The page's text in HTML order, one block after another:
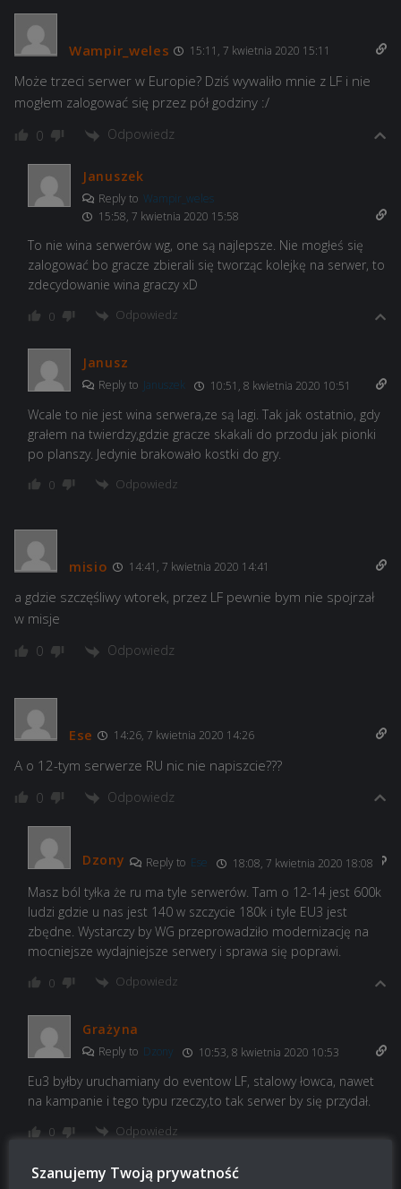
Wampir_weles 15:11, 7 kwietnia 2020 15:11
Może trzeci serwer w Europie? Dziś wywaliło mnie z LF i nie
mogłem zalogować się przez pół godziny :/
0 Odpowiedz
Januszek
Reply to Wampir_weles
15:58, 7 kwietnia 2020 15:58
To nie wina serwerów wg, one są najlepsze. Nie mogłeś się
zalogować bo gracze zbierali się tworząc kolejkę na serwer, to
zdecydowanie wina graczy xD
0 Odpowiedz
Janusz
Reply to Januszek 10:51, 8 kwietnia 2020 10:51
Wcale to nie jest wina serwera,ze są lagi. Tak jak ostatnio, gdy
grałem na twierdzy,gdzie gracze skakali do przodu jak pionki
po planszy. Jedynie brakowało kostki do gry.
0 Odpowiedz
misio 14:41, 7 kwietnia 2020 14:41
a gdzie szczęśliwy wtorek, przez LF pewnie bym nie spojrzał
w misje
0 Odpowiedz
Ese 14:26, 7 kwietnia 2020 14:26
A o 12-tym serwerze RU nic nie napiszcie???
0 Odpowiedz
Dzony Reply to Ese 18:08, 7 kwietnia 2020 18:08
Masz ból tyłka że ru ma tyle serwerów. Tam o 12-14 jest 600k
ludzi gdzie u nas jest 140 w szczycie 180k i tyle EU3 jest
zbędne. Wystarczy by WG przeprowadziło modernizację na
mocniejsze wydajniejsze serwery i sprawa się poprawi.
0 Odpowiedz
Grażyna
Reply to Dzony 10:53, 8 kwietnia 2020 10:53
Eu3 byłby uruchamiany do eventow LF, stalowy łowca, nawet
na kampanie i tego typu rzeczy,to tak serwer by się przydał.
0 Odpowiedz
Szanujemy Twoją prywatność